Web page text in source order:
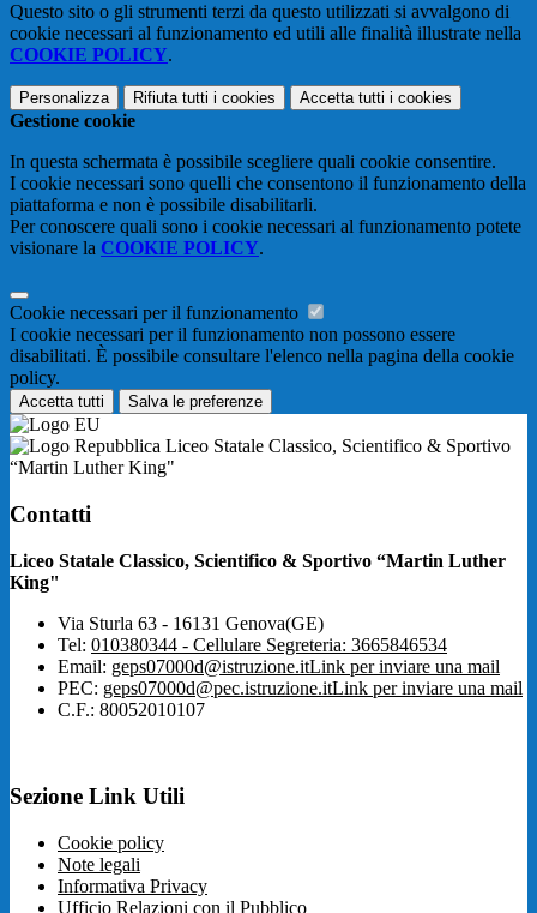
Questo sito o gli strumenti terzi da questo utilizzati si avvalgono di
cookie necessari al funzionamento ed utili alle finalità illustrate nella
COOKIE POLICY.
Personalizza Rifiuta tutti i cookies Accetta tutti i cookies
Gestione cookie
In questa schermata è possibile scegliere quali cookie consentire.
I cookie necessari sono quelli che consentono il funzionamento della
piattaforma e non è possibile disabilitarli.
Per conoscere quali sono i cookie necessari al funzionamento potete
visionare la COOKIE POLICY.
Cookie necessari per il funzionamento
I cookie necessari per il funzionamento non possono essere
disabilitati. È possibile consultare l'elenco nella pagina della cookie
policy.
Accetta tutti Salva le preferenze
Liceo Statale Classico, Scientifico & Sportivo
“Martin Luther King"
Contatti
Liceo Statale Classico, Scientifico & Sportivo “Martin Luther
King"
Via Sturla 63 - 16131 Genova(GE)
Tel: 010380344 - Cellulare Segreteria: 3665846534
Email: geps07000d@istruzione.itLink per inviare una mail
PEC: geps07000d@pec.istruzione.itLink per inviare una mail
C.F.: 80052010107
Sezione Link Utili
Cookie policy
Note legali
Informativa Privacy
Ufficio Relazioni con il Pubblico